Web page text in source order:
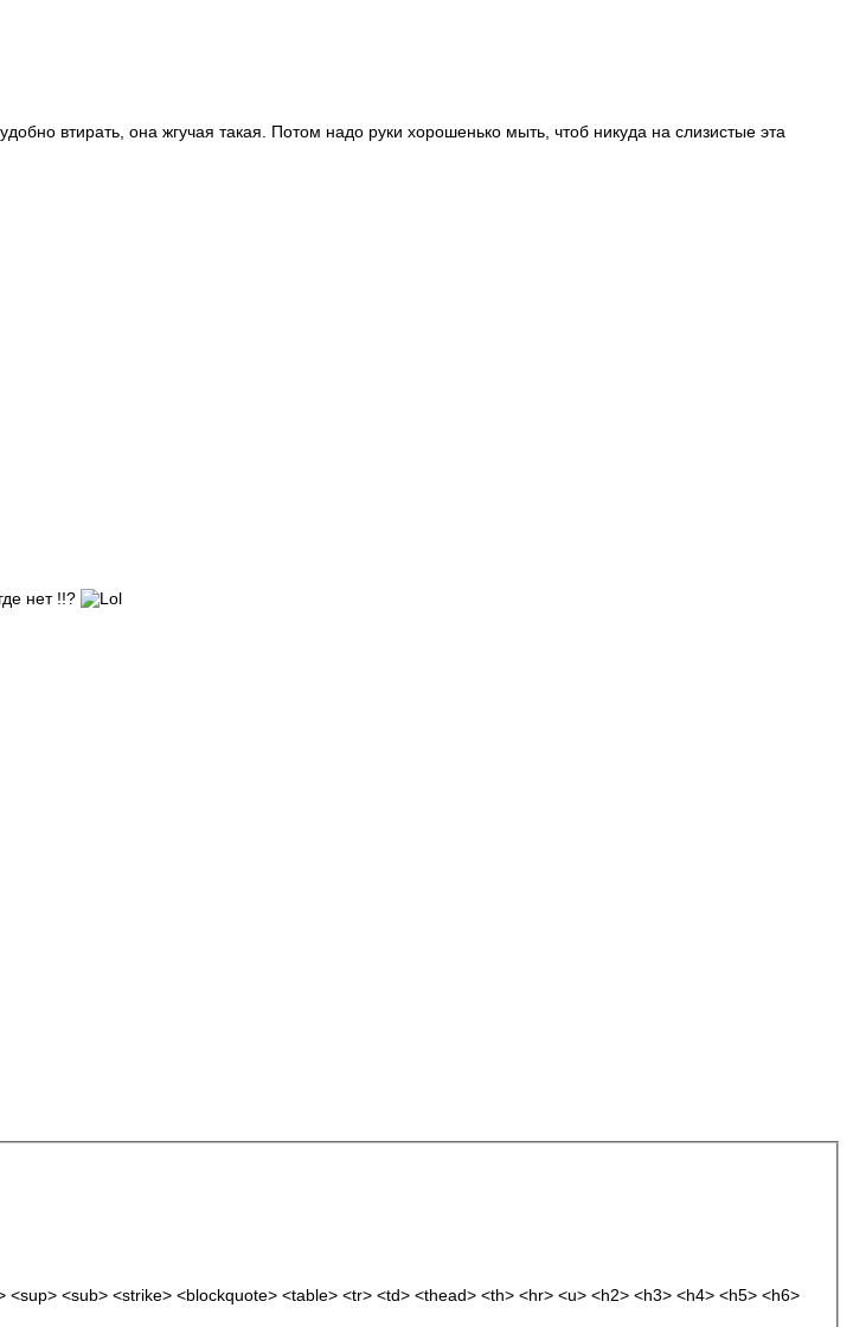
втирать, она жгучая такая. Потом надо руки хорошенько мыть, чтоб никуда на слизистые эта
нет !!?
<sub> <strike> <blockquote> <table> <tr> <td> <thead> <th> <hr> <u> <h2> <h3> <h4> <h5> <h6>